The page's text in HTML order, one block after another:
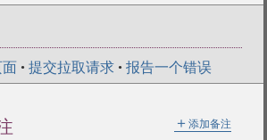
• 提交拉取请求 • 报告一个错误
＋ 添加备注